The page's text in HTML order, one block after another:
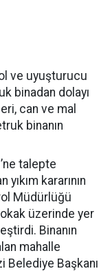
ve uyuşturucu
binadan dolayı
can ve mal
binanın
talepte
kararının
Müdürlüğü
üzerinde yer
Binanın
mahalle
Belediye Başkanı